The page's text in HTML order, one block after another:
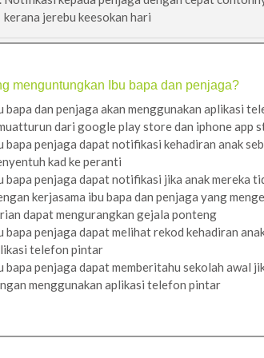
kerana jerebu keesokan hari
menguntungkan Ibu bapa dan penjaga?
bapa dan penjaga akan menggunakan aplikasi
dari google play store dan iphone app
bapa penjaga dapat notifikasi kehadiran anak
kad ke peranti
bapa penjaga dapat notifikasi jika anak mereka
kerjasama ibu bapa dan penjaga yang
dapat mengurangkan gejala ponteng
bapa penjaga dapat melihat rekod kehadiran
telefon pintar
bapa penjaga dapat memberitahu sekolah awal
menggunakan aplikasi telefon pintar